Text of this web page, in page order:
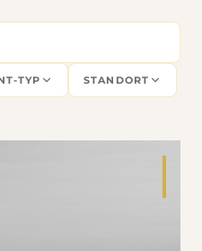
TYP STANDORT